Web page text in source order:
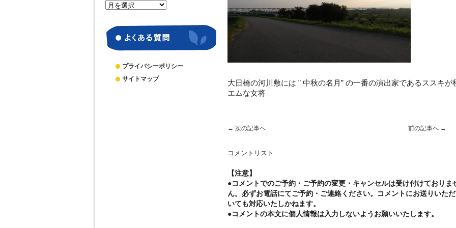
大日橋の河川敷には ” 中秋の名月” の一番の演出家であるスス
エムな女将
前の記事へ →
← 次の記事へ
コメントリスト
【注意】
●コメントでのご予約・ご予約の変更・キャンセルは受け付けておりま
ん。必ずお電話にてご予約・ご連絡ください。コメントにお送りいただ
いても対応いたしかねます。
●コメントの本文に個人情報は入力しないようお願いいたします。
月
ー
カ
プライバシーポリシー
サイトマップ